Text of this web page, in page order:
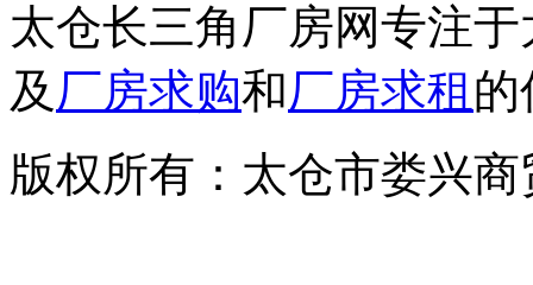
太仓长三角厂房网专注
及 厂房求购和厂房求租 的
版权所有：太仓市娄兴